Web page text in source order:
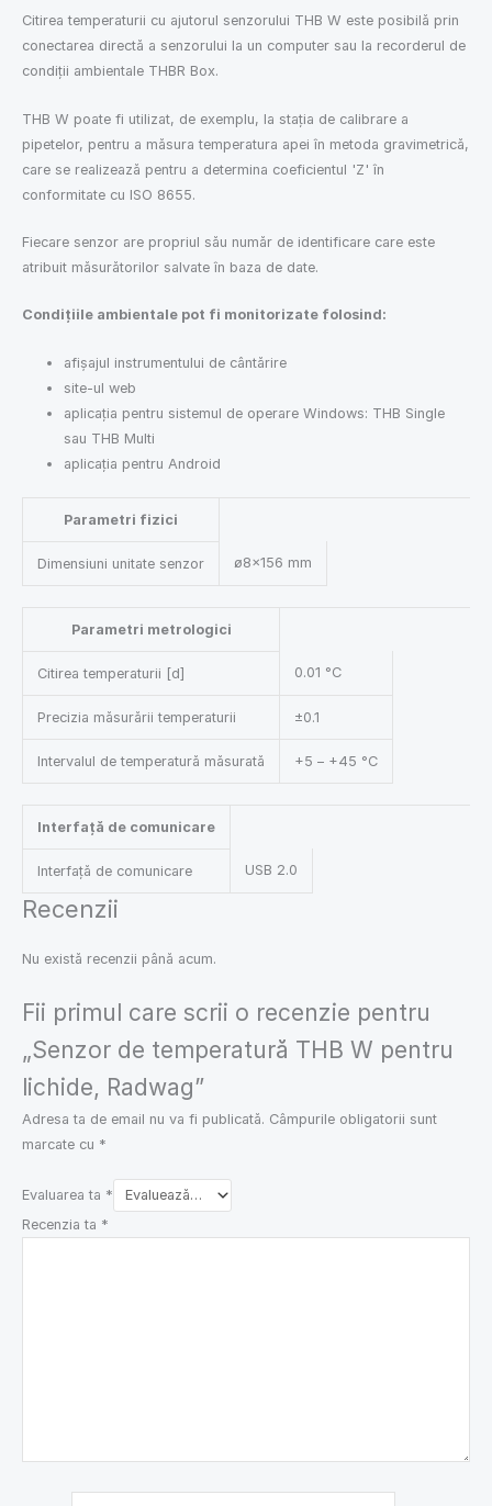
Citirea temperaturii cu ajutorul senzorului THB W este posibilă prin
conectarea directă a senzorului la un computer sau la recorderul de
condiții ambientale THBR Box.
THB W poate fi utilizat, de exemplu, la stația de calibrare a
pipetelor, pentru a măsura temperatura apei în metoda gravimetrică,
care se realizează pentru a determina coeficientul 'Z' în
conformitate cu ISO 8655.
Fiecare senzor are propriul său număr de identificare care este
atribuit măsurătorilor salvate în baza de date.
Condițiile ambientale pot fi monitorizate folosind:
afișajul instrumentului de cântărire
site-ul web
aplicația pentru sistemul de operare Windows: THB Single
sau THB Multi
aplicația pentru Android
Parametri fizici
Dimensiuni unitate senzor ø8×156 mm
Parametri metrologici
Citirea temperaturii [d] 0.01 °C
Precizia măsurării temperaturii ±0.1
Intervalul de temperatură măsurată +5 – +45 °C
Interfață de comunicare
Interfață de comunicare USB 2.0
Recenzii
Nu există recenzii până acum.
Fii primul care scrii o recenzie pentru
„Senzor de temperatură THB W pentru
lichide, Radwag”
Adresa ta de email nu va fi publicată. Câmpurile obligatorii sunt
marcate cu *
Evaluarea ta *
Recenzia ta *